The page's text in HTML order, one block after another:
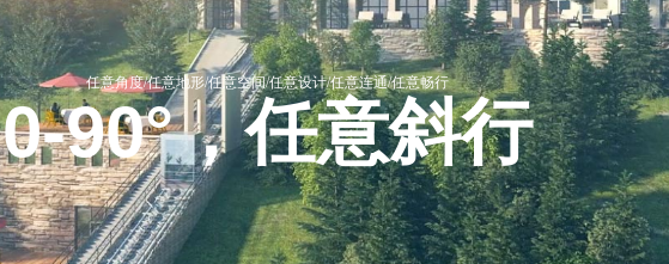
任意角度/任意地形/任意空间/任意设计/任意连通/任意畅行
0-90°，任意斜行